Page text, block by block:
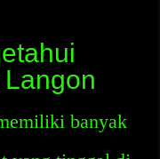
banyak